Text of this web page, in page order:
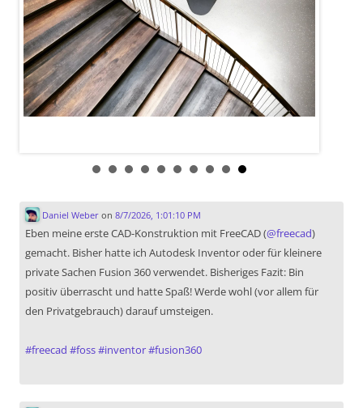
Daniel Weberon 8/7/2026, 1:01:10 PM
Eben meine erste CAD-Konstruktion mit FreeCAD (@freecad)
gemacht. Bisher hatte ich Autodesk Inventor oder für kleinere
private Sachen Fusion 360 verwendet. Bisheriges Fazit: Bin
positiv überrascht und hatte Spaß! Werde wohl (vor allem für
den Privatgebrauch) darauf umsteigen.
#freecad #foss#inventor#fusion360